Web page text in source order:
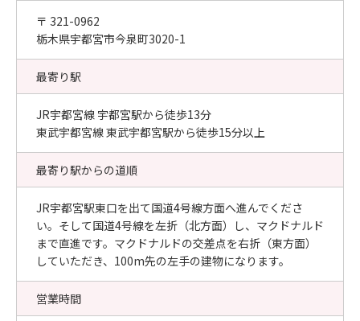
〒 321-0962
栃木県宇都宮市今泉町3020-1
最寄り駅
JR宇都宮線 宇都宮駅から徒歩13分
東武宇都宮線 東武宇都宮駅から徒歩15分以上
最寄り駅からの道順
JR宇都宮駅東口を出て国道4号線方面へ進んでくださ
い。そして国道4号線を左折（北方面）し、マクドナルド
まで直進です。マクドナルドの交差点を右折（東方面）
していただき、100m先の左手の建物になります。
営業時間